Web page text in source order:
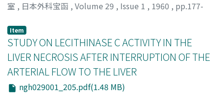
室 , 日本外科宝函 , Volume 29 , Issue 1 , 1960 , pp.177-
MIYAZAKI, TOYOKI
Item
STUDY ON LECITHINASE C ACTIVITY IN THE
LIVER NECROSIS AFTER INTERRUPTION OF THE
ARTERIAL FLOW TO THE LIVER
ngh029001_205.pdf(1.48 MB)